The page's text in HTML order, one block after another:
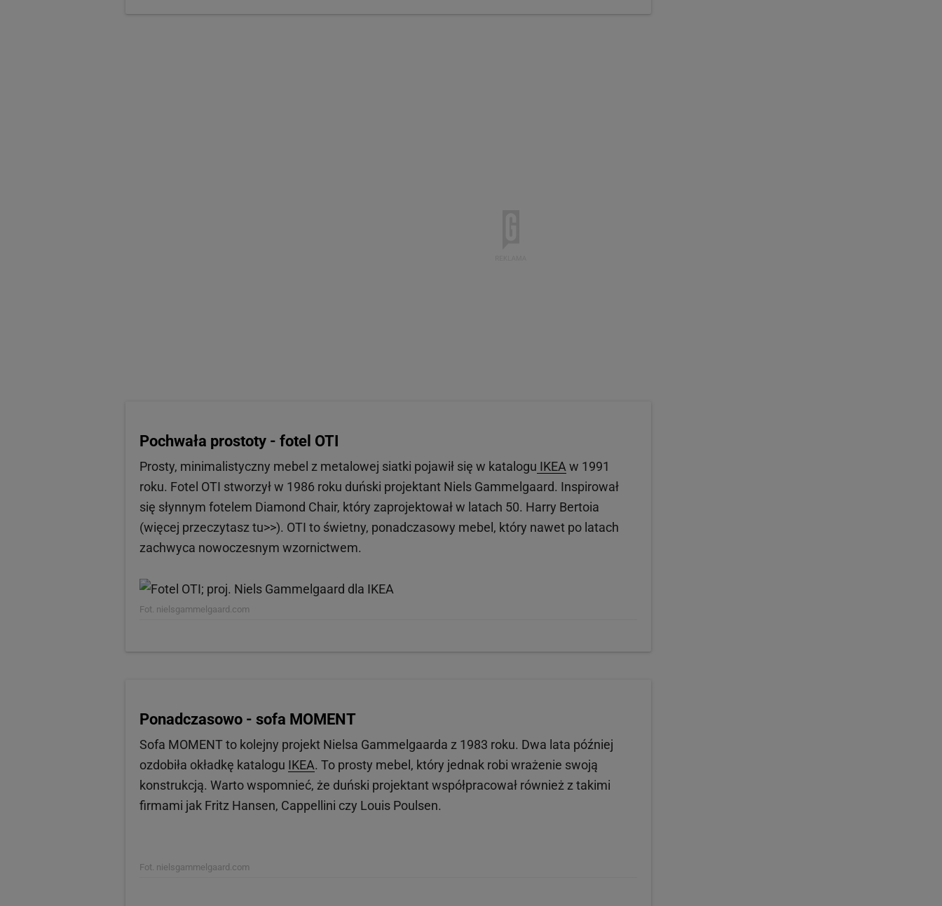
Pochwała prostoty - fotel OTI
Prosty, minimalistyczny mebel z metalowej siatki pojawił się w katalogu IKEA w 1991
roku. Fotel OTI stworzył w 1986 roku duński projektant Niels Gammelgaard. Inspirował
się słynnym fotelem Diamond Chair, który zaprojektował w latach 50. Harry Bertoia
(więcej przeczytasz tu>>). OTI to świetny, ponadczasowy mebel, który nawet po latach
zachwyca nowoczesnym wzornictwem.
Fot. nielsgammelgaard.com
Ponadczasowo - sofa MOMENT
Sofa MOMENT to kolejny projekt Nielsa Gammelgaarda z 1983 roku. Dwa lata później
ozdobiła okładkę katalogu IKEA. To prosty mebel, który jednak robi wrażenie swoją
konstrukcją. Warto wspomnieć, że duński projektant współpracował również z takimi
firmami jak Fritz Hansen, Cappellini czy Louis Poulsen.
Fot. nielsgammelgaard.com